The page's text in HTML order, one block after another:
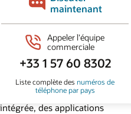
Oracle Marketing
d’unifier les
campagnes
les actions marketing et
des applications